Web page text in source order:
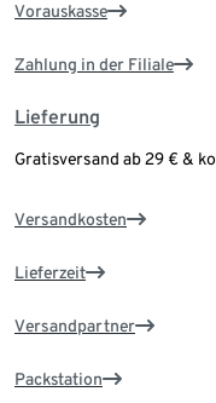
Vorauskasse
Zahlung in der Filiale
Lieferung
Gratisversand ab 29 € &
Versandkosten
Lieferzeit
Versandpartner
Packstation